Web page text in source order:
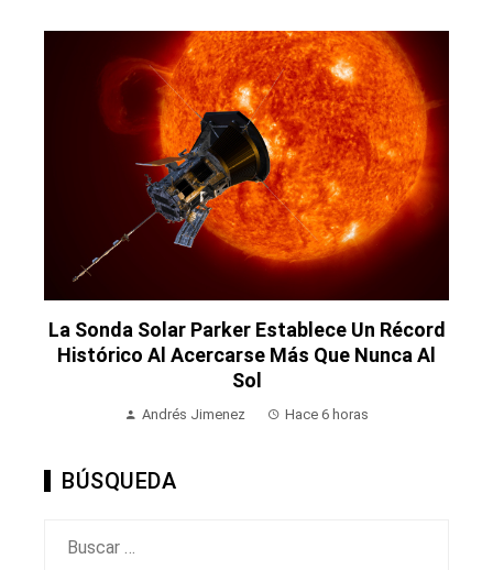
La Sonda Solar Parker Establece Un Récord
Histórico Al Acercarse Más Que Nunca Al
Sol
Andrés Jimenez Hace 6 horas
BÚSQUEDA